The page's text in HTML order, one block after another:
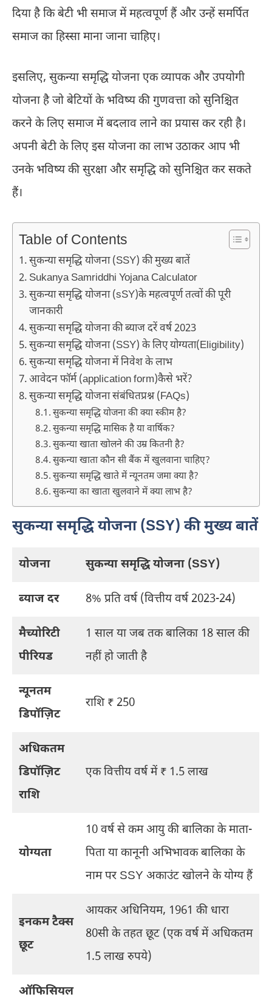
दिया है कि बेटी भी समाज में महत्वपूर्ण हैं और उन्हें समर्पित
समाज का हिस्सा माना जाना चाहिए।
इसलिए, सुकन्या समृद्धि योजना एक व्यापक और उपयोगी
योजना है जो बेटियों के भविष्य की गुणवत्ता को सुनिश्चित
करने के लिए समाज में बदलाव लाने का प्रयास कर रही है।
अपनी बेटी के लिए इस योजना का लाभ उठाकर आप भी
उनके भविष्य की सुरक्षा और समृद्धि को सुनिश्चित कर सकते
हैं।
Table of Contents
सुकन्या समृद्धि योजना (SSY) की मुख्य बातें
Sukanya Samriddhi Yojana Calculator
सुकन्या समृद्धि योजना (sSY)के महत्वपूर्ण तत्वों की पूरी
जानकारी
सुकन्या समृद्धि योजना की ब्याज दरें वर्ष 2023
सुकन्या समृद्धि योजना (SSY) के लिए योग्यता(Eligibility)
सुकन्या समृद्धि योजना में निवेश के लाभ
आवेदन फॉर्म (application form)कैसे भरें?
सुकन्या समृद्धि योजना संबंधितप्रश्न (FAQs)
सुकन्या समृद्धि योजना की क्या स्कीम है?
सुकन्या समृद्धि मासिक है या वार्षिक?
सुकन्या खाता खोलने की उम्र कितनी है?
सुकन्या खाता कौन सी बैंक में खुलवाना चाहिए?
सुकन्या समृद्धि खाते में न्यूनतम जमा क्या है?
सुकन्या का खाता खुलवाने में क्या लाभ है?
सुकन्या समृद्धि योजना (SSY) की मुख्य बातें
योजना सुकन्या समृद्धि योजना (SSY)
ब्याज दर 8% प्रति वर्ष (वित्तीय वर्ष 2023-24)
मैच्योरिटी
पीरियड
1 साल या जब तक बालिका 18 साल की
नहीं हो जाती है
न्यूनतम
डिपॉज़िट
राशि ₹ 250
अधिकतम
डिपॉज़िट
राशि
एक वित्तीय वर्ष में ₹ 1.5 लाख
योग्यता
10 वर्ष से कम आयु की बालिका के माता-
पिता या कानूनी अभिभावक बालिका के
नाम पर SSY अकाउंट खोलने के योग्य हैं
इनकम टैक्स
छूट
आयकर अधिनियम, 1961 की धारा
80सी के तहत छूट (एक वर्ष में अधिकतम
1.5 लाख रुपये)
ऑफिसियल